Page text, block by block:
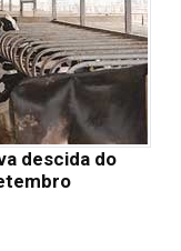
descida do